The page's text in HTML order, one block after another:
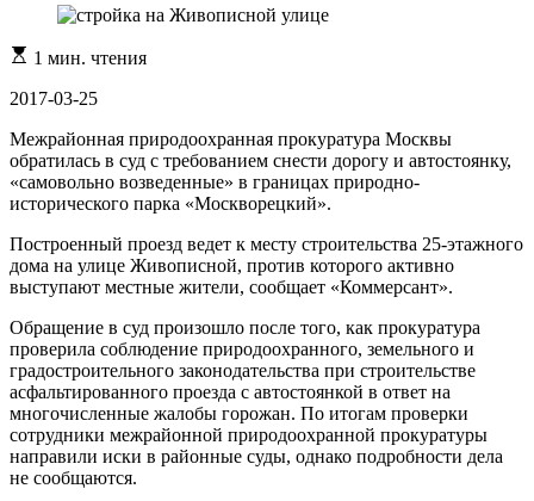
Расчетное
чтения
1 мин. чтения
2017-03-25
Межрайонная природоохранная прокуратура Москвы
обратилась в суд с требованием снести дорогу и автостоянку,
«самовольно возведенные» в границах природно-
исторического парка «Москворецкий».
Построенный проезд ведет к месту строительства 25-этажного
дома на улице Живописной, против которого активно
выступают местные жители, сообщает «Коммерсант».
Обращение в суд произошло после того, как прокуратура
проверила соблюдение природоохранного, земельного и
градостроительного законодательства при строительстве
асфальтированного проезда с автостоянкой в ответ на
многочисленные жалобы горожан. По итогам проверки
сотрудники межрайонной природоохранной прокуратуры
направили иски в районные суды, однако подробности дела
не сообщаются.